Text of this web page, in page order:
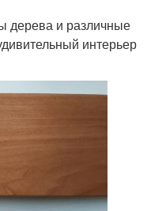
дерева и различные
интерьер